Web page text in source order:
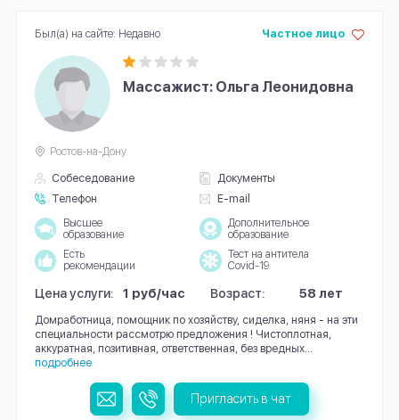
Массажист: Ольга Леонидовна
Собеседование
Документы
Телефон
E-mail
Частное лицо
Ростов-на-Дону
Высшее
образование
Дополнительное
образование
Есть
рекомендации
Тест на антитела
Covid-19
Цена услуги: 1 руб/час Возраст: 58 лет
Домработница, помощник по хозяйству, сиделка, няня - на эти
специальности рассмотрю предложения ! Чистоплотная,
аккуратная, позитивная, ответственная, без вредных...
подробнее
Был(а) на сайте: Недавно
Пригласить в чат